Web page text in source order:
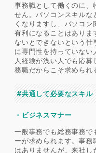
事務職として働くのに、
せん。パソコンスキルな
くなりますし、パソコ
有利になることはありま
ないとできないという
に専門性を持っていな
人経験が浅い人でも応
務職だからこそ求められ
#共通して必要なスキル
・ビジネスマナー
一般事務でも総務事務で
ーが求められます。事務
はありませんが、来社